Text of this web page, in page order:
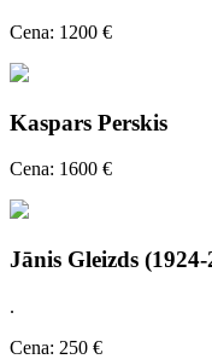
Cena: 1200 €
Kaspars Perskis
Cena: 1600 €
Jānis Gleizds
.
Cena: 250 €